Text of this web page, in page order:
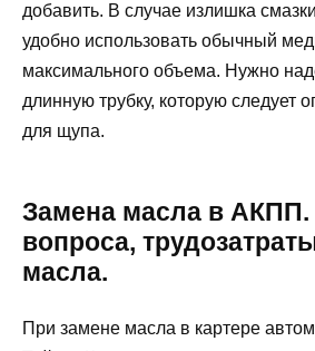
добавить. В случае излишка
удобно использовать обычный
максимального объема. Нужно
длинную трубку, которую следует
для щупа.
Замена масла в АКПП.
вопроса,
масла.
При замене масла в картере